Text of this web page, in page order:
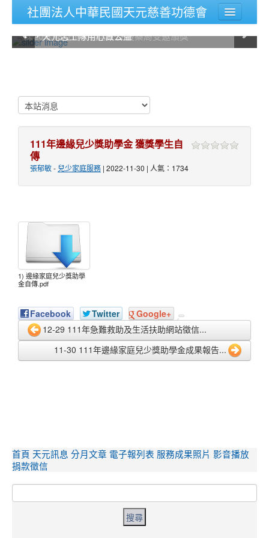
社團法人中華民國天元慈善功德會
關於天元
2020.6.18疫情期間志工支援藥局受邀頒獎
2020.6.18疫情期間志工支援藥局受邀頒獎
2020年天元慈善功德會舉辦，端午粽飄香，禮輕情義
粽，天元志工隊用心做公益
2020年天元慈善功德會舉辦，端午粽飄香，禮輕情義
粽，天元志工隊用心做公益
111年邊緣兒少獎助學金 獲獎學生自
傳
張郁敏- 兒少家庭服務 | 2022-11-30 | 人氣：1734
1) 邊緣家庭兒少獎助學
金自傳.pdf
Facebook Twitter
Google+
12-29 111年急難救助及生活扶助網站徵信...
11-30 111年邊緣家庭兒少獎助學金成果報告...
首頁 天元訊息 分月文章 電子報列表 服務成果照片 影音播放
捐款徵信